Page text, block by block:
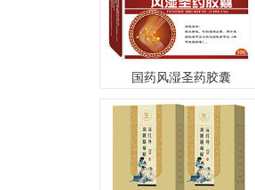
国药风湿圣药胶囊